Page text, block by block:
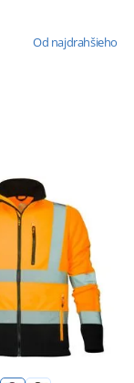
Od najdrahšieho